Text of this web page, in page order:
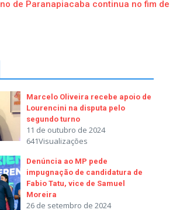
de Paranapiacaba continua no fim de
Marcelo Oliveira recebe apoio de
Lourencini na disputa pelo
segundo turno
11 de outubro de 2024
641Visualizações
Denúncia ao MP pede
impugnação de candidatura de
Fabio Tatu, vice de Samuel
Moreira
26 de setembro de 2024